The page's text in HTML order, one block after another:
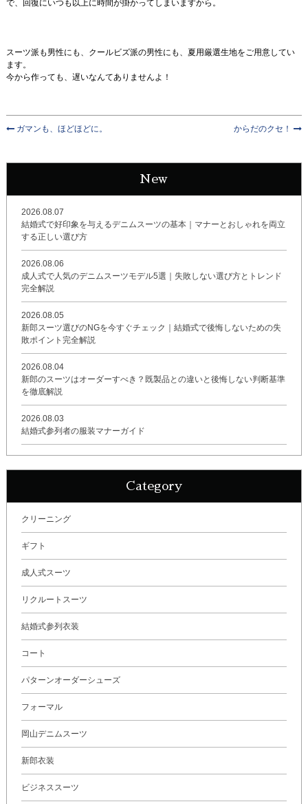
で、回復にいつも以上に時間が掛かってしまいますから。
スーツ派も男性にも、クールビズ派の男性にも、夏用厳選生地をご用意してい
ます。
今から作っても、遅いなんてありませんよ！
ガマンも、ほどほどに。 からだのクセ！
New
2026.08.07
結婚式で好印象を与えるデニムスーツの基本｜マナーとおしゃれを両立
する正しい選び方
2026.08.06
成人式で人気のデニムスーツモデル5選｜失敗しない選び方とトレンド
完全解説
2026.08.05
新郎スーツ選びのNGを今すぐチェック｜結婚式で後悔しないための失
敗ポイント完全解説
2026.08.04
新郎のスーツはオーダーすべき？既製品との違いと後悔しない判断基準
を徹底解説
2026.08.03
結婚式参列者の服装マナーガイド
Category
クリーニング
ギフト
成人式スーツ
リクルートスーツ
結婚式参列衣装
コート
パターンオーダーシューズ
フォーマル
岡山デニムスーツ
新郎衣装
ビジネススーツ